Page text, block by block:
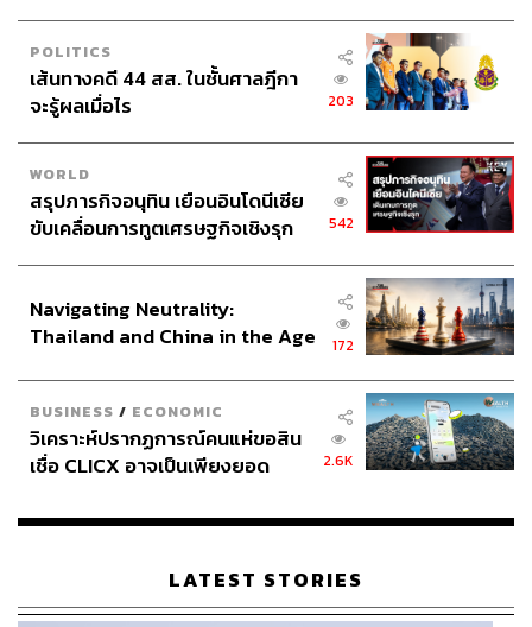
POLITICS
เส้นทางคดี 44 สส. ในชั้นศาลฎีกา
จะรู้ผลเมื่อไร
203
WORLD
สรุปภารกิจอนุทิน เยือนอินโดนีเซีย
ขับเคลื่อนการทูตเศรษฐกิจเชิงรุก
542
Navigating Neutrality:
Thailand and China in the Age
172
BUSINESS / ECONOMIC
วิเคราะห์ปรากฏการณ์คนแห่ขอสิน
เชื่อ CLICX อาจเป็นเพียงยอด
เรือนไทยที่ถูกซุกไว้
2.6K
LATEST STORIES